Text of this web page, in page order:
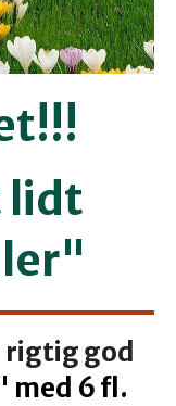
lidt
rigtig god
med 6 fl.